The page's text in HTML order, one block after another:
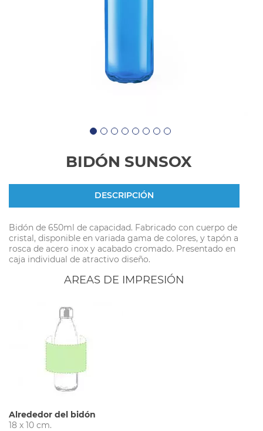
BIDÓN SUNSOX
DESCRIPCIÓN
Bidón de 650ml de capacidad. Fabricado con cuerpo de
cristal, disponible en variada gama de colores, y tapón a
rosca de acero inox y acabado cromado. Presentado en
caja individual de atractivo diseño.
AREAS DE IMPRESIÓN
Alrededor del bidón
18 x 10 cm.